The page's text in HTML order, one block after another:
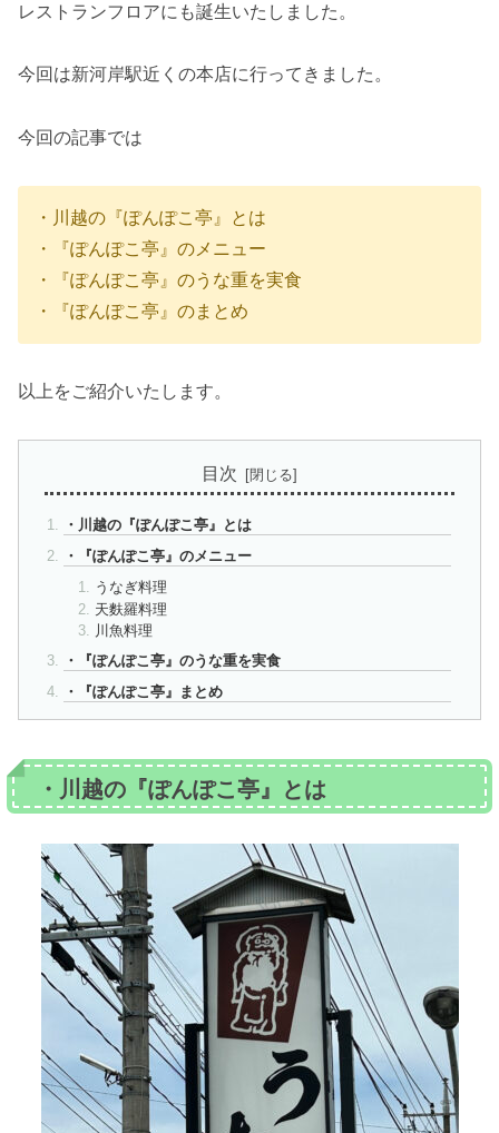
レストランフロアにも誕生いたしました。
今回は新河岸駅近くの本店に行ってきました。
今回の記事では
・川越の『ぽんぽこ亭』とは
・『ぽんぽこ亭』のメニュー
・『ぽんぽこ亭』のうな重を実食
・『ぽんぽこ亭』のまとめ
以上をご紹介いたします。
目次
・川越の『ぽんぽこ亭』とは
・『ぽんぽこ亭』のメニュー
うなぎ料理
天麩羅料理
川魚料理
・『ぽんぽこ亭』のうな重を実食
・『ぽんぽこ亭』まとめ
・川越の『ぽんぽこ亭』とは